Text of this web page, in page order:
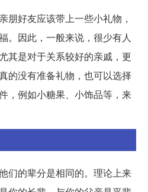
朋好友应该带上一些小礼物，
。因此，一般来说，很少有人
其是对于关系较好的亲戚，更
的没有准备礼物，也可以选择
，例如小糖果、小饰品等，来
们的辈分是相同的。理论上来